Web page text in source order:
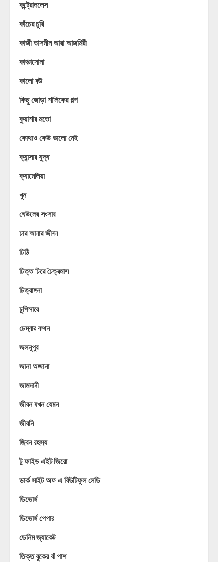
কন্ট্রোললেস
কাঁচের চুরি
কাজী তাসমীন আরা আজমিরী
কাঞ্চাসোনা
কালো বউ
কিছু জোড়া শালিকের গল্প
কুয়াশার মতো
কোথাও কেউ ভালো নেই
ক্যান্সার যুদ্ধ
ক্যামেলিয়া
খুন
ঘেউলের সংসার
চার আনার জীবন
চিঠি
চিত্ত চিরে চৈত্রমাস
চিত্রাঙ্গনা
চুপিসারে
চেম্বার কথন
জলনূপুর
জানা অজানা
জামদানী
জীবন যখন যেমন
জীবনি
জ্বিন রহস্য
টু ফাইভ এইট জিরো
ডার্ক সাইট অফ এ বিউটিফুল লেডি
ডিভোর্স
ডিভোর্স পেপার
ডেনিম জ্যাকেট
তিক্ত বুকের বাঁ পাশ